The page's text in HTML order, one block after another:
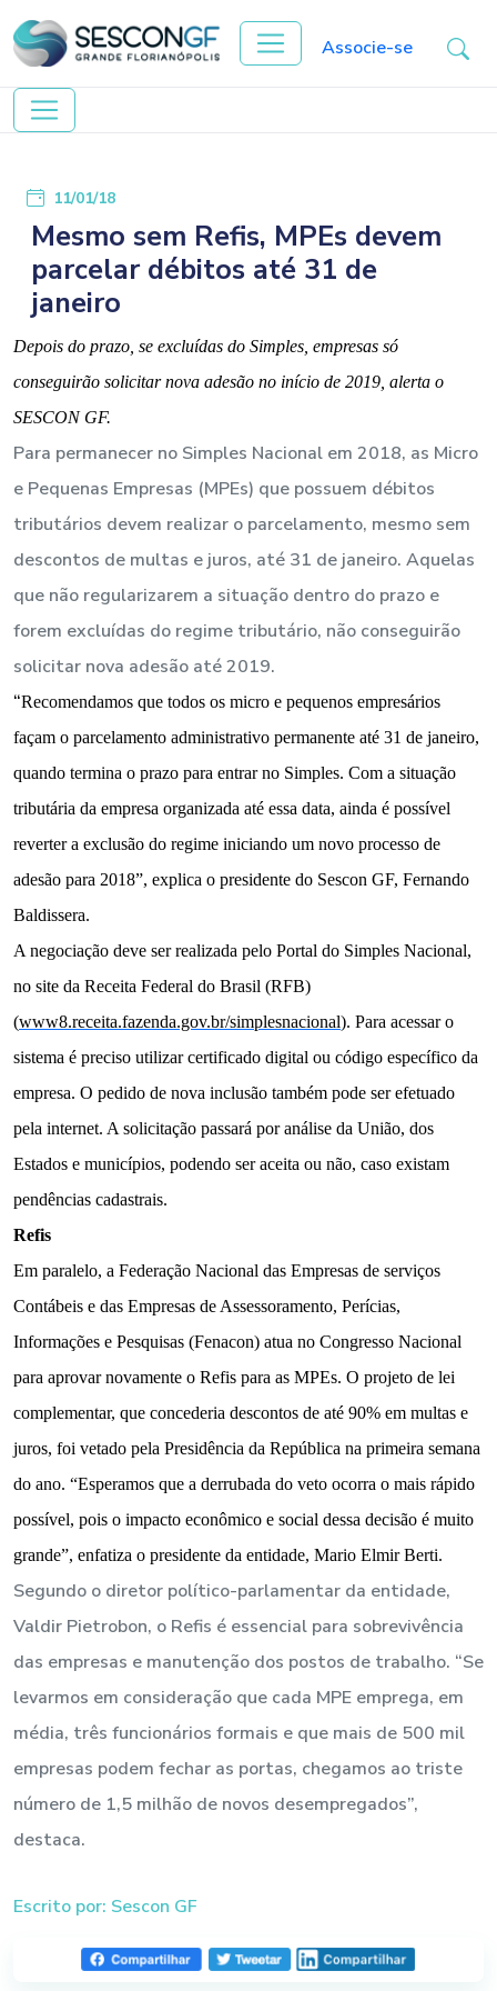
Associe-se
11/01/18
Mesmo sem Refis, MPEs devem
parcelar débitos até 31 de
janeiro
Depois do prazo, se excluídas do Simples, empresas só
conseguirão solicitar nova adesão no início de 2019, alerta o
SESCON GF.
Para permanecer no Simples Nacional em 2018, as Micro
e Pequenas Empresas (MPEs) que possuem débitos
tributários devem realizar o parcelamento, mesmo sem
descontos de multas e juros, até 31 de janeiro. Aquelas
que não regularizarem a situação dentro do prazo e
forem excluídas do regime tributário, não conseguirão
solicitar nova adesão até 2019.
“Recomendamos que todos os micro e pequenos empresários
façam o parcelamento administrativo permanente até 31 de janeiro,
quando termina o prazo para entrar no Simples. Com a situação
tributária da empresa organizada até essa data, ainda é possível
reverter a exclusão do regime iniciando um novo processo de
adesão para 2018”, explica o presidente do Sescon GF, Fernando
Baldissera.
A negociação deve ser realizada pelo Portal do Simples Nacional,
no site da Receita Federal do Brasil (RFB)
(www8.receita.fazenda.gov.br/simplesnacional). Para acessar o
sistema é preciso utilizar certificado digital ou código específico da
empresa. O pedido de nova inclusão também pode ser efetuado
pela internet. A solicitação passará por análise da União, dos
Estados e municípios, podendo ser aceita ou não, caso existam
pendências cadastrais.
Refis
Em paralelo, a Federação Nacional das Empresas de serviços
Contábeis e das Empresas de Assessoramento, Perícias,
Informações e Pesquisas (Fenacon) atua no Congresso Nacional
para aprovar novamente o Refis para as MPEs. O projeto de lei
complementar, que concederia descontos de até 90% em multas e
juros, foi vetado pela Presidência da República na primeira semana
do ano. “Esperamos que a derrubada do veto ocorra o mais rápido
possível, pois o impacto econômico e social dessa decisão é muito
grande”, enfatiza o presidente da entidade, Mario Elmir Berti.
Segundo o diretor político-parlamentar da entidade,
Valdir Pietrobon, o Refis é essencial para sobrevivência
das empresas e manutenção dos postos de trabalho. “Se
levarmos em consideração que cada MPE emprega, em
média, três funcionários formais e que mais de 500 mil
empresas podem fechar as portas, chegamos ao triste
número de 1,5 milhão de novos desempregados”,
destaca.
Escrito por: Sescon GF